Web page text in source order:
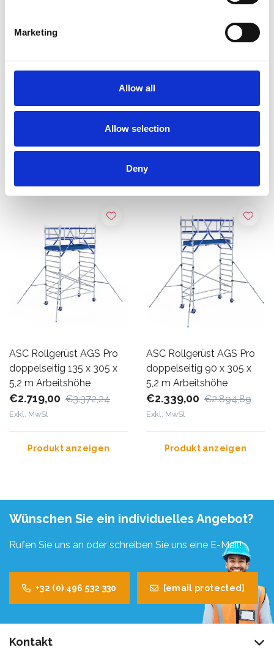
Marketing
Allow all
Allow selection
Deny
Original 135x305
€1.859,00 €2.295,98
ASC Rollgerüst AGS Pro
doppelseitig 75 x 305 x
€2.289,00 €2.833,38
ASC Rollgerüst AGS Pro
doppelseitig 135 x 305 x
5,2 m Arbeitshöhe
€2.719,00 €3.372,24
Exkl. MwSt
Produkt anzeigen
ASC Rollgerüst AGS Pro
doppelseitig 90 x 305 x
5,2 m Arbeitshöhe
€2.339,00 €2.894,89
Exkl. MwSt
Produkt anzeigen
Wünschen Sie ein individuelles Angebot?
Rufen Sie uns an oder schreiben Sie uns eine E-Mail!
+32 (0) 496 532 330 [email protected]
Kontakt